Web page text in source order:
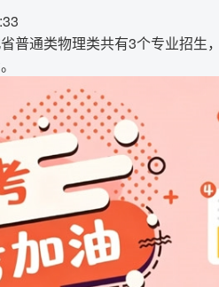
普通类物理类共有3个专业招生